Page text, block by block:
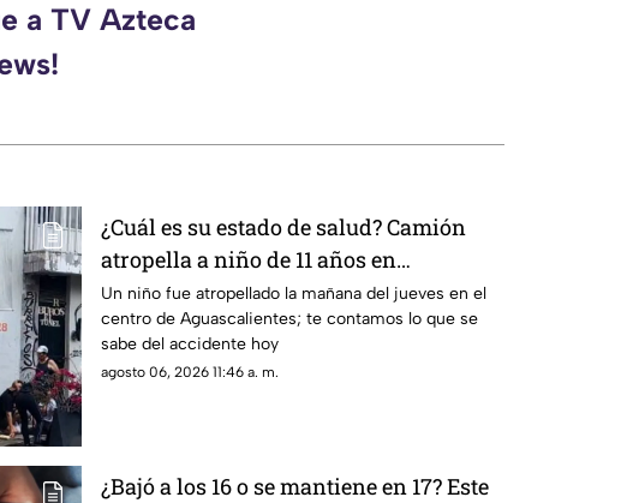
a TV Azteca
¿Cuál es su estado de salud? Camión
atropella a niño de 11 años en
Aguascalientes hoy 6 de agosto
Un niño fue atropellado la mañana del jueves en el
centro de Aguascalientes; te contamos lo que se
sabe del accidente hoy
agosto 06, 2026 11:46 a. m.
¿Bajó a los 16 o se mantiene en 17? Este